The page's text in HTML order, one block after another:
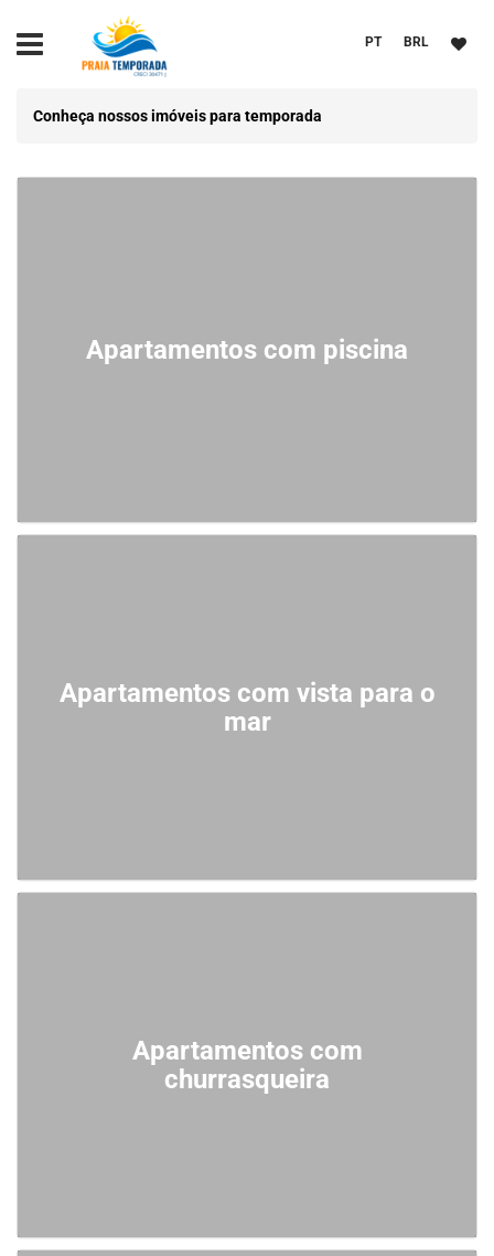
PT BRL
Conheça nossos imóveis para temporada
Apartamentos com piscina
Apartamentos com vista para o
mar
Apartamentos com
churrasqueira